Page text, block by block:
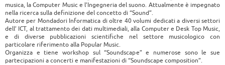
musica, la Computer Music e l’Ingegneria del suono. Attualmente è impegnato
nella ricerca sulla definizione del concetto di “Sound”.
Autore per Mondadori Informatica di oltre 40 volumi dedicati a diversi settori
dell’ ICT, al trattamento dei dati multimediali, alla Computer e Desk Top Music,
e di diverse pubblicazioni scientifiche nel settore musicologico con
particolare riferimento alla Popular Music.
Organizza e tiene workshop sul “Soundscape” e numerose sono le sue
partecipazioni a concerti e manifestazioni di “Soundscape composition”.